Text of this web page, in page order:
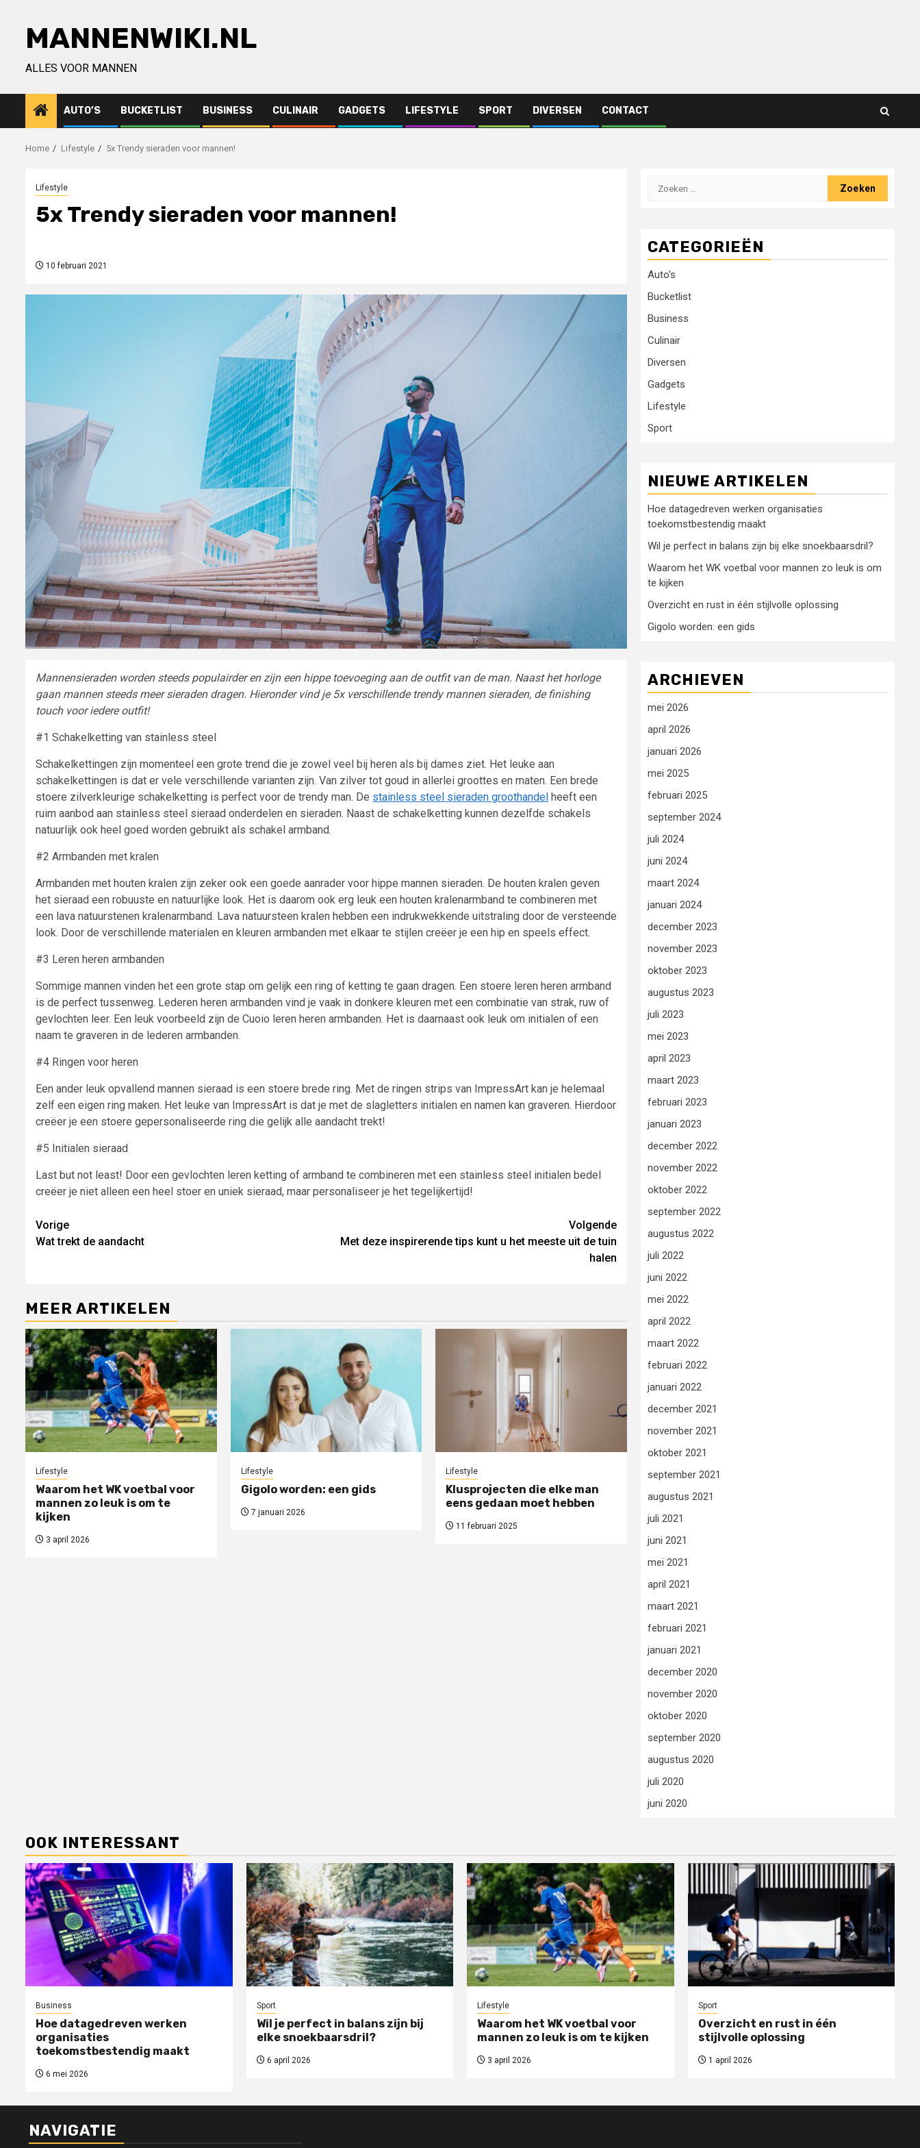
MANNENWIKI.NL
ALLES VOOR MANNEN
AUTO’S BUCKETLIST BUSINESS CULINAIR GADGETS LIFESTYLE SPORT DIVERSEN CONTACT
Home Lifestyle 5x Trendy sieraden voor mannen!
Lifestyle
5x Trendy sieraden voor mannen!
10 februari 2021
Mannensieraden worden steeds populairder en zijn een hippe toevoeging aan de outfit van de man. Naast het horloge
gaan mannen steeds meer sieraden dragen. Hieronder vind je 5x verschillende trendy mannen sieraden, de finishing
touch voor iedere outfit!
#1 Schakelketting van stainless steel
Schakelkettingen zijn momenteel een grote trend die je zowel veel bij heren als bij dames ziet. Het leuke aan
schakelkettingen is dat er vele verschillende varianten zijn. Van zilver tot goud in allerlei groottes en maten. Een brede
stoere zilverkleurige schakelketting is perfect voor de trendy man. De stainless steel sieraden groothandel heeft een
ruim aanbod aan stainless steel sieraad onderdelen en sieraden. Naast de schakelketting kunnen dezelfde schakels
natuurlijk ook heel goed worden gebruikt als schakel armband.
#2 Armbanden met kralen
Armbanden met houten kralen zijn zeker ook een goede aanrader voor hippe mannen sieraden. De houten kralen geven
het sieraad een robuuste en natuurlijke look. Het is daarom ook erg leuk een houten kralenarmband te combineren met
een lava natuurstenen kralenarmband. Lava natuursteen kralen hebben een indrukwekkende uitstraling door de versteende
look. Door de verschillende materialen en kleuren armbanden met elkaar te stijlen creëer je een hip en speels effect.
#3 Leren heren armbanden
Sommige mannen vinden het een grote stap om gelijk een ring of ketting te gaan dragen. Een stoere leren heren armband
is de perfect tussenweg. Lederen heren armbanden vind je vaak in donkere kleuren met een combinatie van strak, ruw of
gevlochten leer. Een leuk voorbeeld zijn de Cuoio leren heren armbanden. Het is daarnaast ook leuk om initialen of een
naam te graveren in de lederen armbanden.
#4 Ringen voor heren
Een ander leuk opvallend mannen sieraad is een stoere brede ring. Met de ringen strips van ImpressArt kan je helemaal
zelf een eigen ring maken. Het leuke van ImpressArt is dat je met de slagletters initialen en namen kan graveren. Hierdoor
creëer je een stoere gepersonaliseerde ring die gelijk alle aandacht trekt!
#5 Initialen sieraad
Last but not least! Door een gevlochten leren ketting of armband te combineren met een stainless steel initialen bedel
creëer je niet alleen een heel stoer en uniek sieraad, maar personaliseer je het tegelijkertijd!
Lees
verder
Vorige
Wat trekt de aandacht
Volgende
Met deze inspirerende tips kunt u het meeste uit de tuin
halen
MEER ARTIKELEN
Lifestyle
Waarom het WK voetbal voor
mannen zo leuk is om te
kijken
3 april 2026
Lifestyle
Gigolo worden: een gids
7 januari 2026
Lifestyle
Klusprojecten die elke man
eens gedaan moet hebben
11 februari 2025
Zoeken
CATEGORIEËN
Auto's
Bucketlist
Business
Culinair
Diversen
Gadgets
Lifestyle
Sport
NIEUWE ARTIKELEN
Hoe datagedreven werken organisaties
toekomstbestendig maakt
Wil je perfect in balans zijn bij elke snoekbaarsdril?
Waarom het WK voetbal voor mannen zo leuk is om
te kijken
Overzicht en rust in één stijlvolle oplossing
Gigolo worden: een gids
ARCHIEVEN
mei 2026
april 2026
januari 2026
mei 2025
februari 2025
september 2024
juli 2024
juni 2024
maart 2024
januari 2024
december 2023
november 2023
oktober 2023
augustus 2023
juli 2023
mei 2023
april 2023
maart 2023
februari 2023
januari 2023
december 2022
november 2022
oktober 2022
september 2022
augustus 2022
juli 2022
juni 2022
mei 2022
april 2022
maart 2022
februari 2022
januari 2022
december 2021
november 2021
oktober 2021
september 2021
augustus 2021
juli 2021
juni 2021
mei 2021
april 2021
maart 2021
februari 2021
januari 2021
december 2020
november 2020
oktober 2020
september 2020
augustus 2020
juli 2020
juni 2020
OOK INTERESSANT
Business
Hoe datagedreven werken
organisaties
toekomstbestendig maakt
6 mei 2026
Sport
Wil je perfect in balans zijn bij
elke snoekbaarsdril?
6 april 2026
Lifestyle
Waarom het WK voetbal voor
mannen zo leuk is om te kijken
3 april 2026
Sport
Overzicht en rust in één
stijlvolle oplossing
1 april 2026
NAVIGATIE